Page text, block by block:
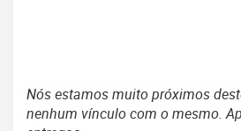
Nós estamos muito próximos
nenhum vínculo com o mesmo.